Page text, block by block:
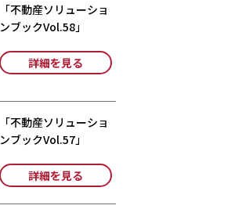
「不動産ソリューショ
ンブックVol.58」
詳細を見る
「不動産ソリューショ
ンブックVol.57」
詳細を見る